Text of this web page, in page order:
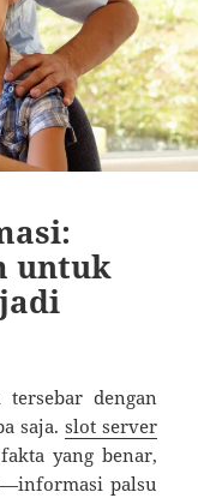
untuk
dengan
saja. slot server
yang benar,
—informasi palsu